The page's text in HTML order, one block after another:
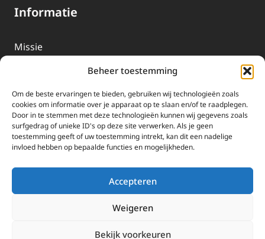
Beheer toestemming
Om de beste ervaringen te bieden, gebruiken wij technologieën zoals
cookies om informatie over je apparaat op te slaan en/of te raadplegen.
Door in te stemmen met deze technologieën kunnen wij gegevens zoals
surfgedrag of unieke ID's op deze site verwerken. Als je geen
toestemming geeft of uw toestemming intrekt, kan dit een nadelige
invloed hebben op bepaalde functies en mogelijkheden.
Accepteren
Weigeren
Bekijk voorkeuren
Informatie
Missie
EWTN-Team
Organisatiegegevens
Doneren
EWTN wordt uitsluitend gefinancierd door uw donaties.
Wij ontvangen bewust geen advertentie-inkomsten of